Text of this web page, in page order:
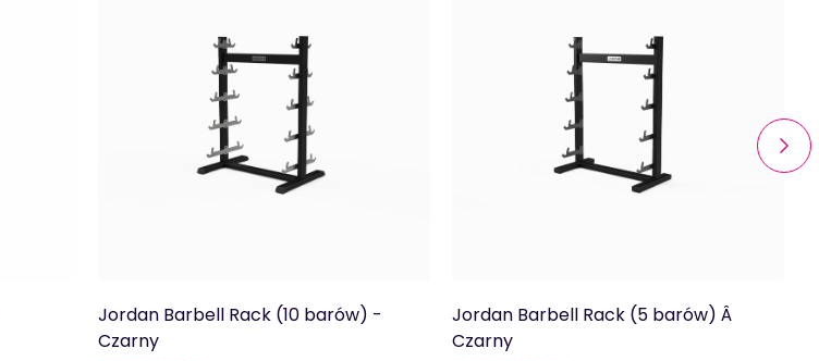
Jordan Barbell Rack (10 barów) -
Czarny
Jordan Barbell Rack (5 barów) Â
Czarny